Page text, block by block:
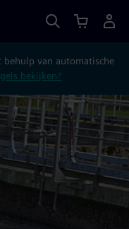
behulp van automatische
bekijken?